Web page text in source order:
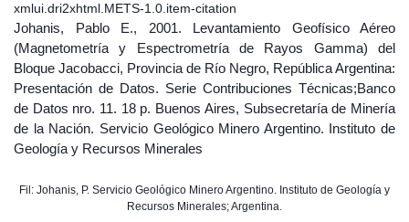
xmlui.dri2xhtml.METS-1.0.item-citation
Johanis, Pablo E., 2001. Levantamiento Geofísico Aéreo
(Magnetometría y Espectrometría de Rayos Gamma) del
Bloque Jacobacci, Provincia de Río Negro, República Argentina:
Presentación de Datos. Serie Contribuciones Técnicas;Banco
de Datos nro. 11. 18 p. Buenos Aires, Subsecretaría de Minería
de la Nación. Servicio Geológico Minero Argentino. Instituto de
Geología y Recursos Minerales
Fil: Johanis, P. Servicio Geológico Minero Argentino. Instituto de Geología y
Recursos Minerales; Argentina.